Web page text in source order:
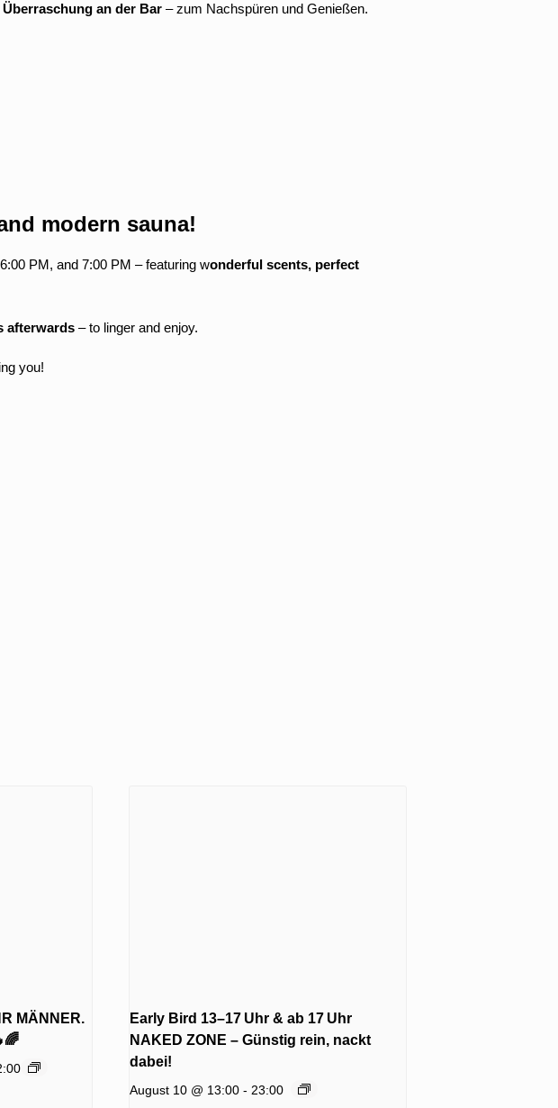
an der Bar – zum Nachspüren und Genießen.
modern sauna!
PM, and 7:00 PM – featuring wonderful scents, perfect
afterwards – to linger and enjoy.
you!
MÄNNER.
Early Bird 13–17 Uhr & ab 17 Uhr
NAKED ZONE – Günstig rein, nackt
dabei!
August 10 @ 13:00 - 23:00